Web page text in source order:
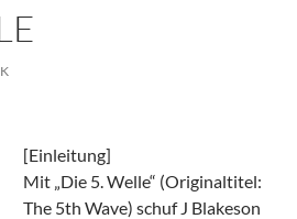
[Einleitung]
Mit „Die 5. Welle“ (Originaltitel:
The 5th Wave) schuf J Blakeson